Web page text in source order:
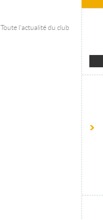
Toute l'actualité du club